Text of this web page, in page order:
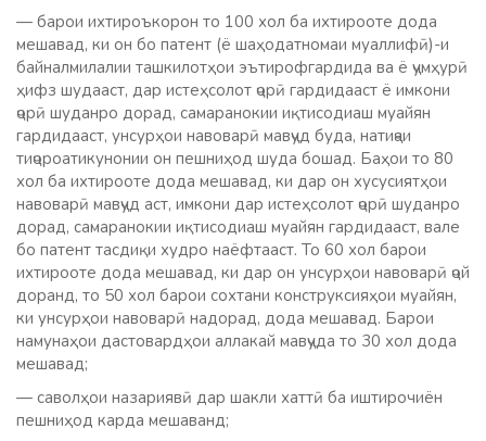
— барои ихтироъкорон то 100 хол ба ихтирооте дода
мешавад, ки он бо патент (ё шаҳодатномаи муаллифӣ)-и
байналмилалии ташкилотҳои эътирофгардида ва ё ҷумҳурӣ
ҳифз шудааст, дар истеҳсолот ҷорӣ гардидааст ё имкони
ҷорӣ шуданро дорад, самаранокии иқтисодиаш муайян
гардидааст, унсурҳои навоварӣ мавҷуд буда, натиҷаи
тиҷороатикунонии он пешниҳод шуда бошад. Баҳои то 80
хол ба ихтирооте дода мешавад, ки дар он хусусиятҳои
навоварӣ мавҷуд аст, имкони дар истеҳсолот ҷорӣ шуданро
дорад, самаранокии иқтисодиаш муайян гардидааст, вале
бо патент тасдиқи худро наёфтааст. То 60 хол барои
ихтирооте дода мешавад, ки дар он унсурҳои навоварӣ ҷой
доранд, то 50 хол барои сохтани конструксияҳои муайян,
ки унсурҳои навоварӣ надорад, дода мешавад. Барои
намунаҳои дастовардҳои аллакай мавҷуда то 30 хол дода
мешавад;
— саволҳои назариявӣ дар шакли хаттӣ ба иштирочиён
пешниҳод карда мешаванд;